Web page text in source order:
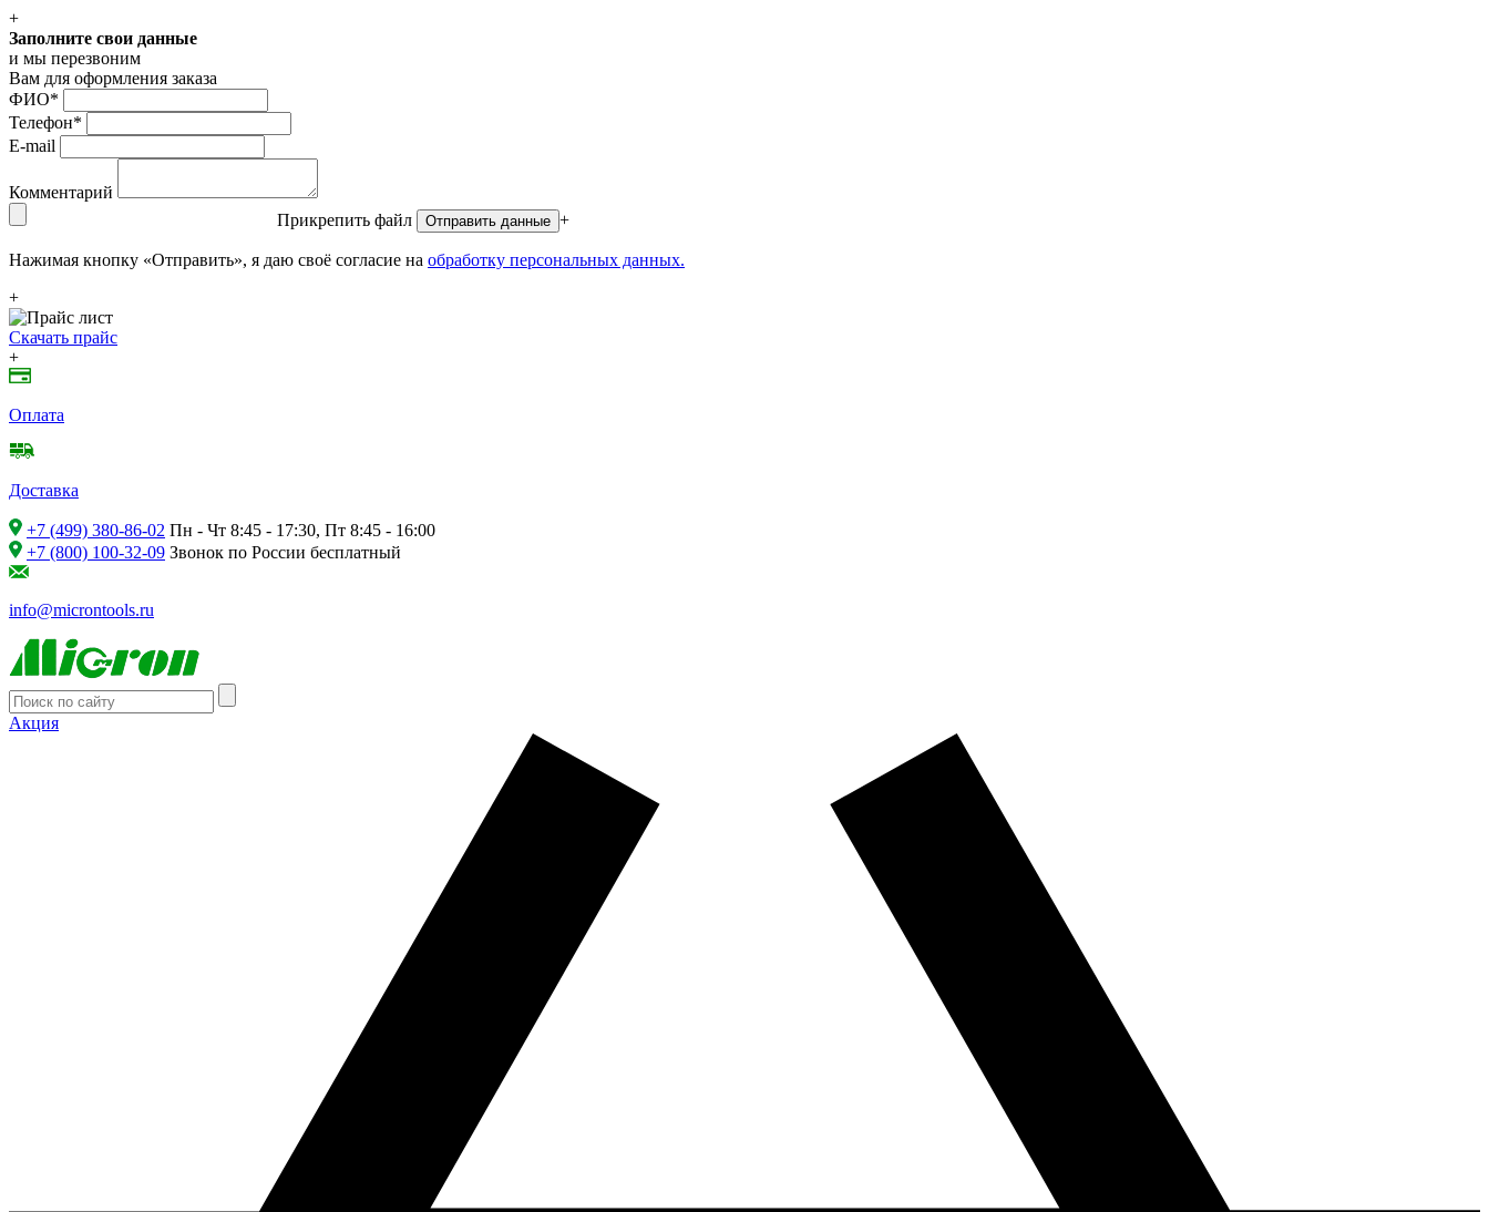
+
Заполните свои данные
и мы перезвоним
Вам для оформления заказа
ФИО*
Телефон*
E-mail
Комментарий
Прикрепить файл
Отправить данные +
Нажимая кнопку «Отправить», я даю своё согласие на обработку персональных данных.
+
Скачать прайс
+
Оплата
Доставка
+7 (499) 380-86-02 Пн - Чт 8:45 - 17:30, Пт 8:45 - 16:00
+7 (800) 100-32-09 Звонок по России бесплатный
info@microntools.ru
Акция